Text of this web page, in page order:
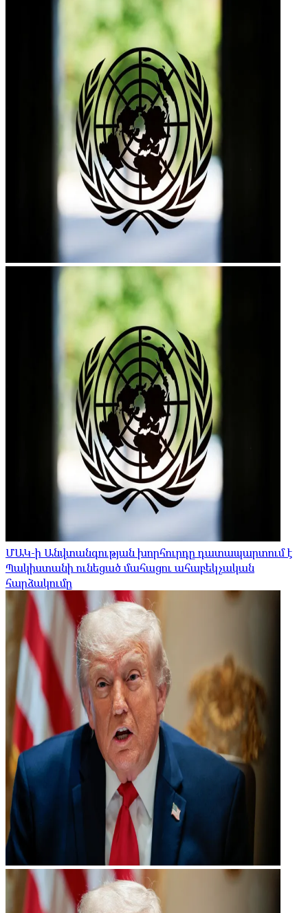
ՄԱԿ-ի Անվտանգության խորհուրդը դատապարտում է
Պակիստանի ունեցած մահացու ահաբեկչական
հարձակումը